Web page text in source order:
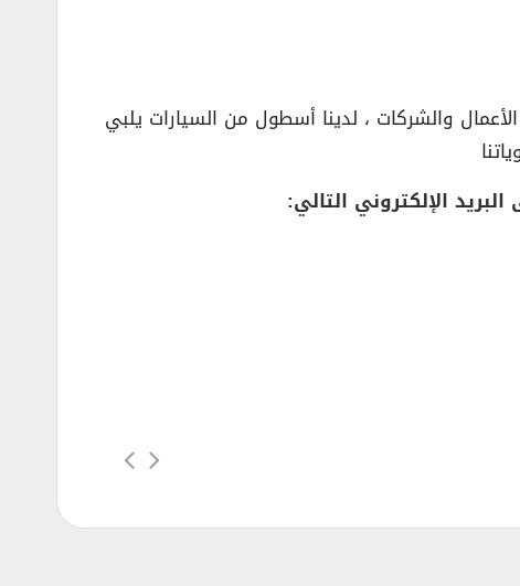
والشركات ، لدينا أسطول من السيارات يلبي
الإلكتروني التالي: